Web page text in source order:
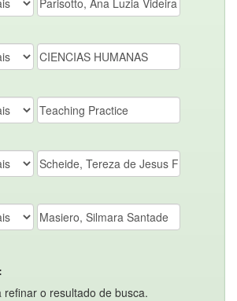
refinar o resultado de busca.